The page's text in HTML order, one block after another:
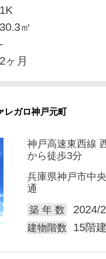
1K
30.3㎡
-
2ヶ月
レガロ神戸元町
神戸高速東西線
から徒歩3分
兵庫県神戸市中
通
築 年 数
2024/
建物階数 15階